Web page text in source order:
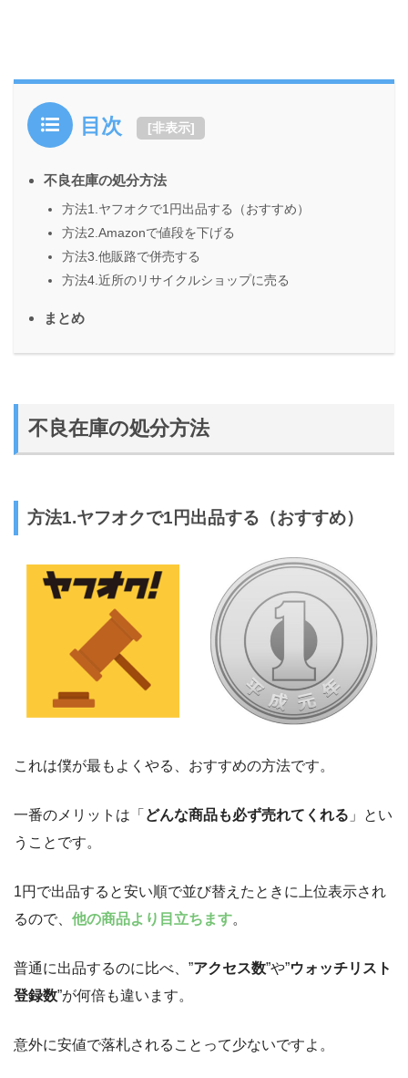
目次 [非表示]
不良在庫の処分方法
方法1.ヤフオクで1円出品する（おすすめ）
方法2.Amazonで値段を下げる
方法3.他販路で併売する
方法4.近所のリサイクルショップに売る
まとめ
不良在庫の処分方法
方法1.ヤフオクで1円出品する（おすすめ）
これは僕が最もよくやる、おすすめの方法です。
一番のメリットは「 どんな商品も必ず売れてくれる 」とい
うことです。
1円で出品すると安い順で並び替えたときに上位表示され
るので、 他の商品より目立ちます。
普通に出品するのに比べ、”アクセス数”や”ウォッチリスト
登録数”が何倍も違います。
意外に安値で落札されることって少ないですよ。